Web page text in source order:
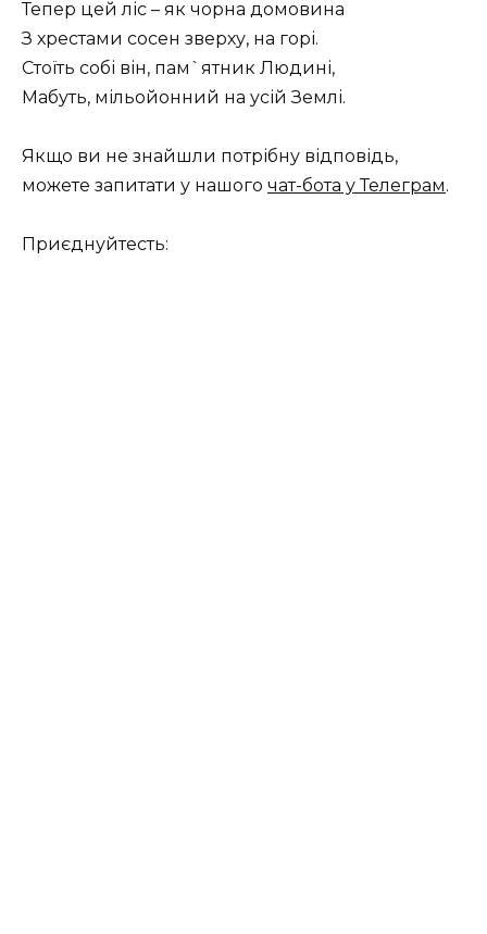
Тепер цей ліс – як чорна домовина
З хрестами сосен зверху, на горі.
Стоїть собі він, пам`ятник Людині,
Мабуть, мільойонний на усій Землі.
Якщо ви не знайшли потрібну відповідь,
можете запитати у нашого чат-бота у Телеграм.
Приєднуйтесть: